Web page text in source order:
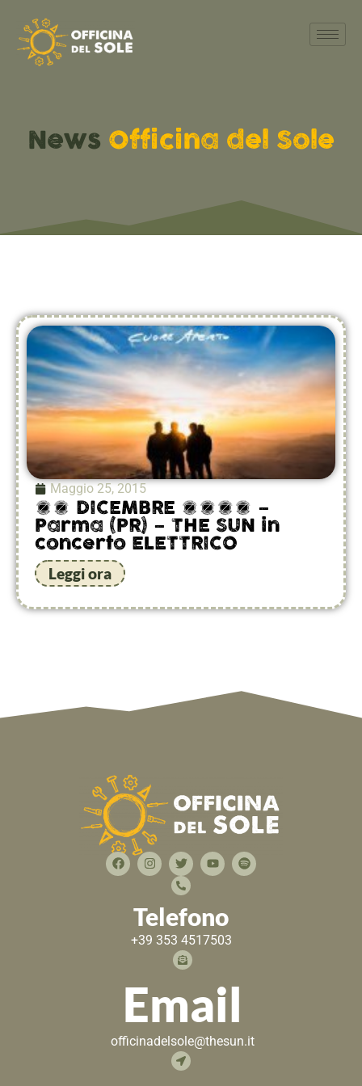
News Officina del Sole
Maggio 25, 2015
26 DICEMBRE 2015 –
Parma (PR) – THE SUN in
concerto ELETTRICO
Leggi ora
Telefono
+39 353 4517503
Email
officinadelsole@thesun.it